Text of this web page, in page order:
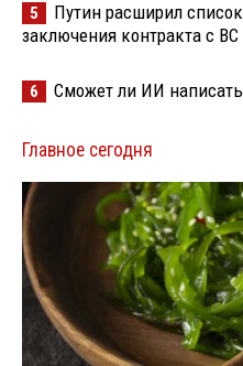
5
Путин расширил
заключения контракта с
6 Сможет ли ИИ
Главное сегодня